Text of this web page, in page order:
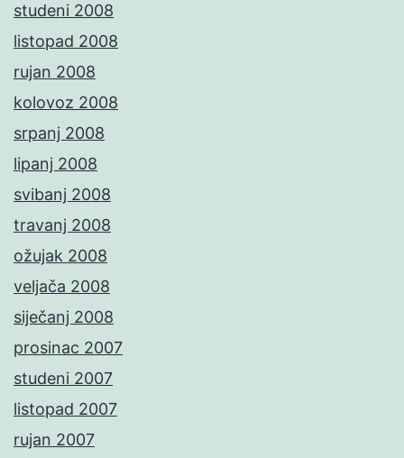
studeni 2008
listopad 2008
rujan 2008
kolovoz 2008
srpanj 2008
lipanj 2008
svibanj 2008
travanj 2008
ožujak 2008
veljača 2008
siječanj 2008
prosinac 2007
studeni 2007
listopad 2007
rujan 2007